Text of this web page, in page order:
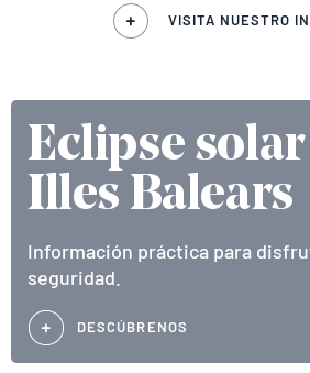
VISITA NUESTRO
Eclipse
Illes Balears
Información práctica para
seguridad.
DESCÚBRENOS